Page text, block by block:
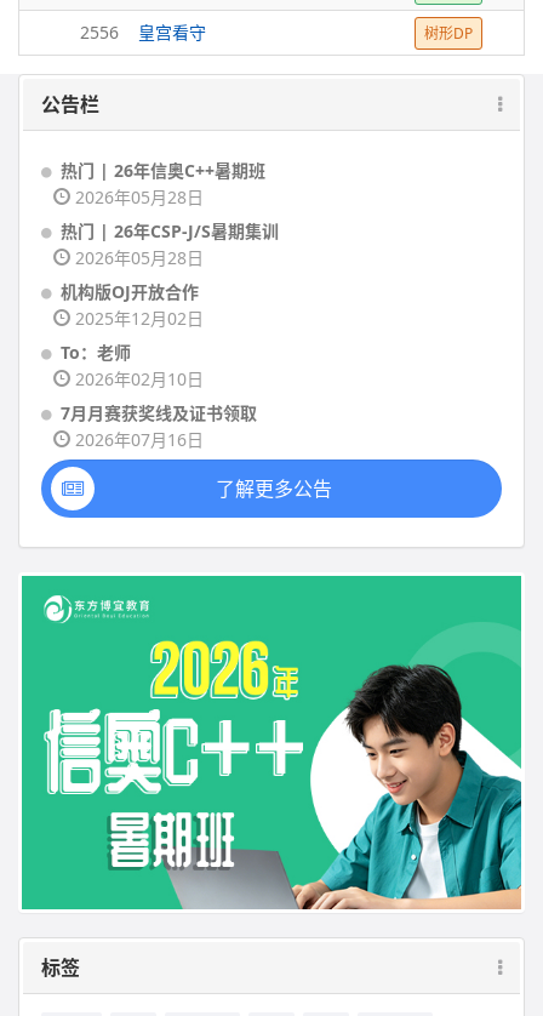
2556 皇宫看守 树形DP
公告栏
热门 | 26年信奥C++暑期班
2026年05月28日
热门 | 26年CSP-J/S暑期集训
2026年05月28日
机构版OJ开放合作
2025年12月02日
To：老师
2026年02月10日
7月月赛获奖线及证书领取
2026年07月16日
了解更多公告
标签